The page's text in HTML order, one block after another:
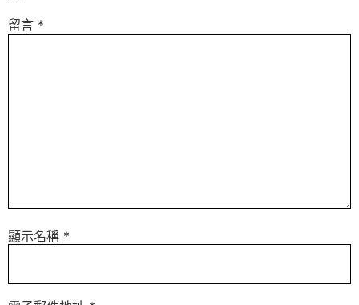
留言 *
顯示名稱 *